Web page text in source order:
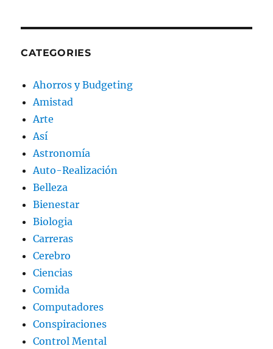
CATEGORIES
Ahorros y Budgeting
Amistad
Arte
Así
Astronomía
Auto-Realización
Belleza
Bienestar
Biologia
Carreras
Cerebro
Ciencias
Comida
Computadores
Conspiraciones
Control Mental